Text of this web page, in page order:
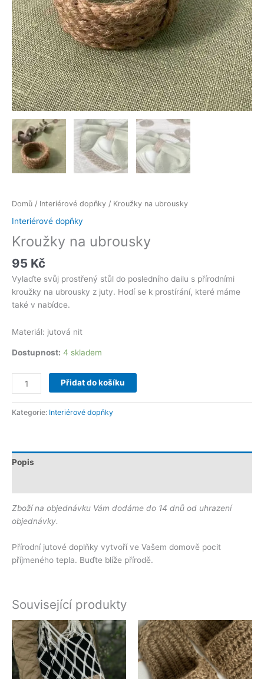
Domů / Interiérové dopňky / Kroužky na ubrousky
Interiérové dopňky
Kroužky na ubrousky
95 Kč
Vylaďte svůj prostřený stůl do posledního dailu s přírodními
kroužky na ubrousky z juty. Hodí se k prostírání, které máme
také v nabídce.
Materiál: jutová nit
Dostupnost: 4 skladem
Přidat do košíku
Kategorie: Interiérové dopňky
Popis
Zboží na objednávku Vám dodáme do 14 dnů od uhrazení
objednávky.
Přírodní jutové doplňky vytvoří ve Vašem domově pocit
příjmeného tepla. Buďte blíže přírodě.
Související produkty